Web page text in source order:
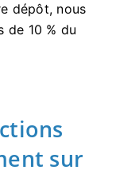
dépôt, nous
de 10 % du
sur